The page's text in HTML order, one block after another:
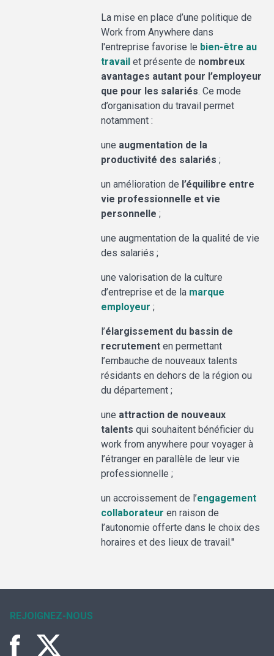
La mise en place d’une politique de
Work from Anywhere dans
l'entreprise favorise le bien-être au
travail et présente de nombreux
avantages autant pour l’employeur
que pour les salariés. Ce mode
d’organisation du travail permet
notamment :
une augmentation de la
productivité des salariés ;
un amélioration de l’équilibre entre
vie professionnelle et vie
personnelle ;
une augmentation de la qualité de vie
des salariés ;
une valorisation de la culture
d’entreprise et de la marque
employeur ;
l’élargissement du bassin de
recrutement en permettant
l’embauche de nouveaux talents
résidants en dehors de la région ou
du département ;
une attraction de nouveaux
talents qui souhaitent bénéficier du
work from anywhere pour voyager à
l’étranger en parallèle de leur vie
professionnelle ;
un accroissement de l’engagement
collaborateur en raison de
l’autonomie offerte dans le choix des
horaires et des lieux de travail."
REJOIGNEZ-NOUS